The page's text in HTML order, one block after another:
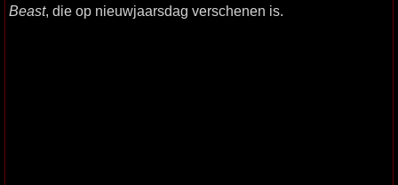
Beast, die op nieuwjaarsdag verschenen is.